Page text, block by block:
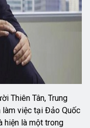
Thiên Tân, Trung
làm việc tại Đảo Quốc
hiện là một trong